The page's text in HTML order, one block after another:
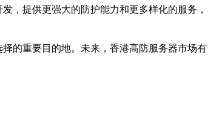
，提供更强大的防护能力和更多样化的服务，
的重要目的地。未来，香港高防服务器市场有